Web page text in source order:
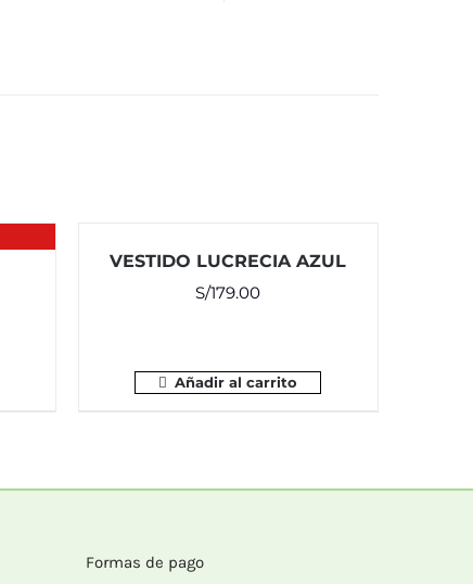
VESTIDO LUCRECIA AZUL
S/179.00
Añadir al carrito
Formas de pago